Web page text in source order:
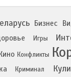
Видеотоп
Бизнес
Игры
Конфликты
Криминал